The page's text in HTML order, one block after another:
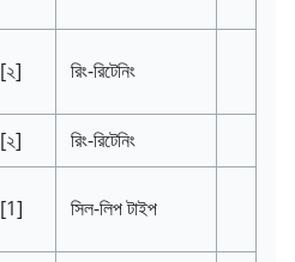
[২] রিং-রিটেনিং
[২] রিং-রিটেনিং
[1] সিল-লিপ টাইপ